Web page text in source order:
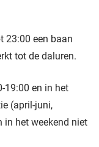
23:00 een baan
tot de daluren.
19:00 en in het
(april-juni,
in het weekend niet